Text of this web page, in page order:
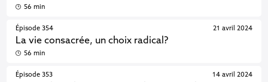
56 min
Épisode 354
La vie consacrée, un choix radical?
21 avril 2024
56 min
Épisode 353 14 avril 2024